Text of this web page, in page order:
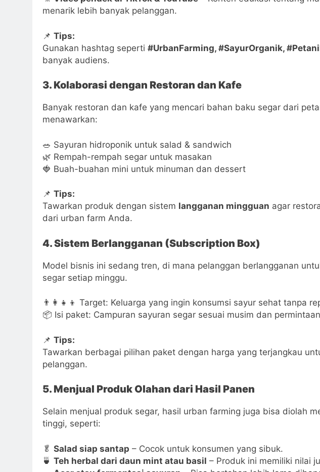
menarik lebih banyak pelanggan.
📌 Tips:
Gunakan hashtag seperti #UrbanFarming, #SayurOrganik,
banyak audiens.
3. Kolaborasi dengan Restoran dan Kafe
Banyak restoran dan kafe yang mencari bahan baku segar dari
menawarkan:
🥗 Sayuran hidroponik untuk salad & sandwich
🌿 Rempah-rempah segar untuk masakan
🍓 Buah-buahan mini untuk minuman dan dessert
📌 Tips:
Tawarkan produk dengan sistem langganan mingguan agar
dari urban farm Anda.
4. Sistem Berlangganan (Subscription Box)
Model bisnis ini sedang tren, di mana pelanggan berlangganan
segar setiap minggu.
👨‍👩‍👧‍👦 Target: Keluarga yang ingin konsumsi sayur sehat tanpa
📦 Isi paket: Campuran sayuran segar sesuai musim dan
📌 Tips:
Tawarkan berbagai pilihan paket dengan harga yang terjangkau
pelanggan.
5. Menjual Produk Olahan dari Hasil Panen
Selain menjual produk segar, hasil urban farming juga bisa diolah
tinggi, seperti:
🥬 Salad siap santap – Cocok untuk konsumen yang sibuk.
🍵 Teh herbal dari daun mint atau basil – Produk ini memiliki nilai